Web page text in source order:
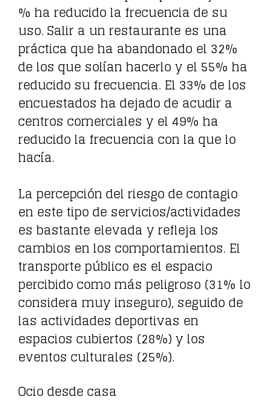
% ha reducido la frecuencia de su
uso. Salir a un restaurante es una
práctica que ha abandonado el 32%
de los que solían hacerlo y el 55% ha
reducido su frecuencia. El 33% de los
encuestados ha dejado de acudir a
centros comerciales y el 49% ha
reducido la frecuencia con la que lo
hacía.
La percepción del riesgo de contagio
en este tipo de servicios/actividades
es bastante elevada y refleja los
cambios en los comportamientos. El
transporte público es el espacio
percibido como más peligroso (31% lo
considera muy inseguro), seguido de
las actividades deportivas en
espacios cubiertos (28%) y los
eventos culturales (25%).
Ocio desde casa